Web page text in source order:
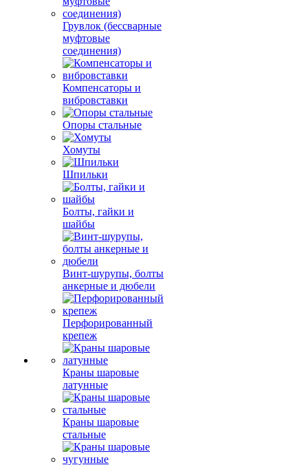
Грувлок (бессварные
муфтовые
соединения)
Компенсаторы и
вибровставки
Опоры стальные
Хомуты
Шпильки
Болты, гайки и
шайбы
Винт-шурупы, болты
анкерные и дюбели
Перфорированный
крепеж
Краны шаровые
латунные
Краны шаровые
стальные